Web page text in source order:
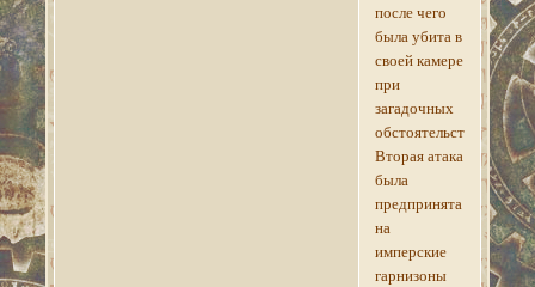
после чего
была убита в
своей камере
при
загадочных
обстоятельствах.
Вторая атака
была
предпринята
на
имперские
гарнизоны